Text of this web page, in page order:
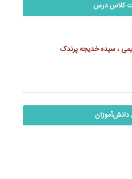
كلاس درس
، سیده خدیجه پرندک
دانش‌آموزان